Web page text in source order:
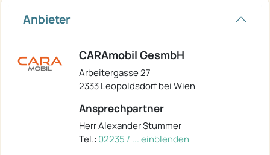
Anbieter
CARAmobil GesmbH
Arbeitergasse 27
2333 Leopoldsdorf bei Wien
Ansprechpartner
Herr Alexander Stummer
Tel.: 02235 / ... einblenden